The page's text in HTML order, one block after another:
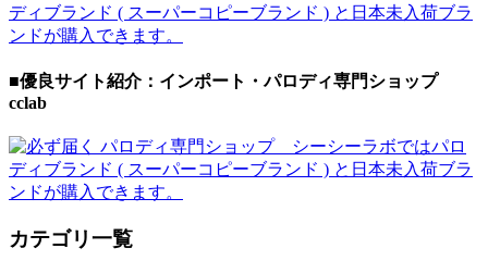
■優良サイト紹介：インポート・パロディ専門ショップ
cclab
カテゴリ一覧